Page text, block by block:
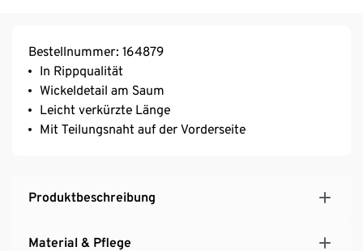
Bestellnummer: 164879
In Rippqualität
Wickeldetail am Saum
Leicht verkürzte Länge
Mit Teilungsnaht auf der Vorderseite
Produktbeschreibung
Material & Pflege